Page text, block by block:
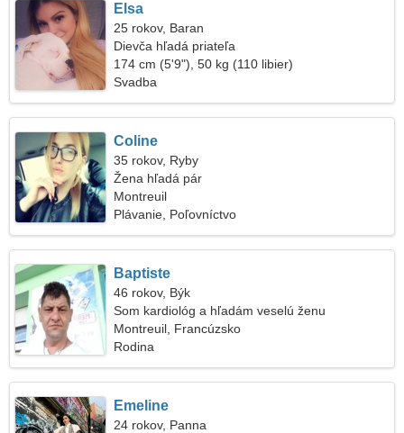
Elsa
25 rokov, Baran
Dievča hľadá priateľa
174 cm (5'9"), 50 kg (110 libier)
Svadba
Coline
35 rokov, Ryby
Žena hľadá pár
Montreuil
Plávanie, Poľovníctvo
Baptiste
46 rokov, Býk
Som kardiológ a hľadám veselú ženu
Montreuil, Francúzsko
Rodina
Emeline
24 rokov, Panna